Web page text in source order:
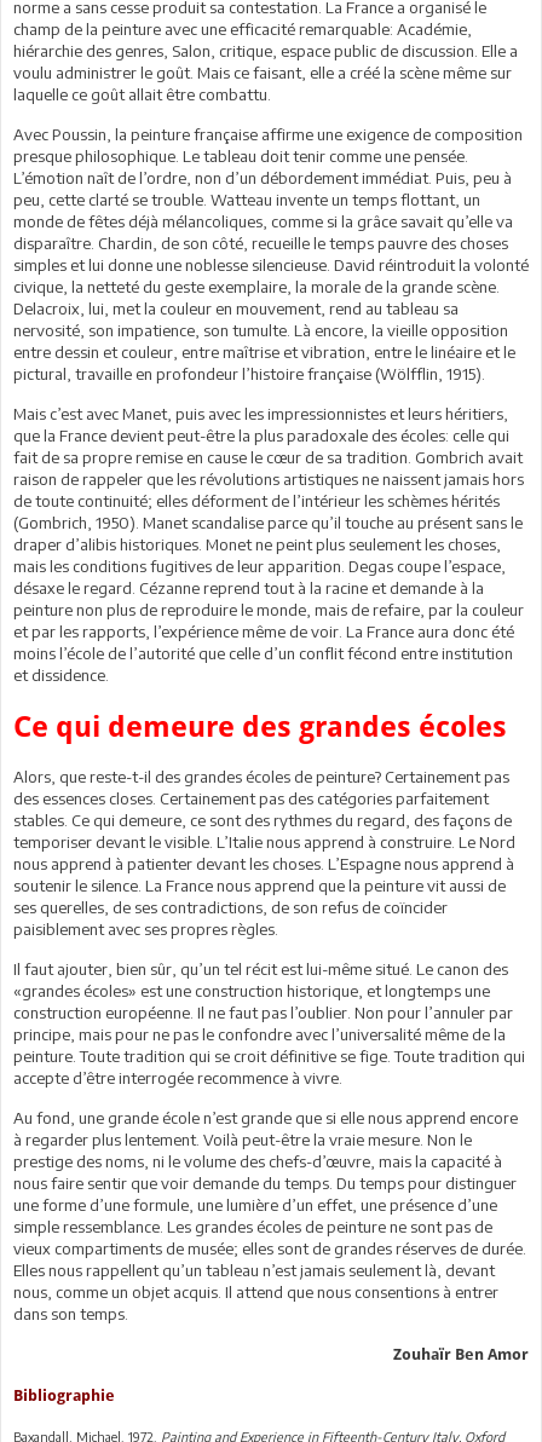
norme a sans cesse produit sa contestation. La France a organisé le
champ de la peinture avec une efficacité remarquable: Académie,
hiérarchie des genres, Salon, critique, espace public de discussion. Elle a
voulu administrer le goût. Mais ce faisant, elle a créé la scène même sur
laquelle ce goût allait être combattu.
Avec Poussin, la peinture française affirme une exigence de composition
presque philosophique. Le tableau doit tenir comme une pensée.
L’émotion naît de l’ordre, non d’un débordement immédiat. Puis, peu à
peu, cette clarté se trouble. Watteau invente un temps flottant, un
monde de fêtes déjà mélancoliques, comme si la grâce savait qu’elle va
disparaître. Chardin, de son côté, recueille le temps pauvre des choses
simples et lui donne une noblesse silencieuse. David réintroduit la volonté
civique, la netteté du geste exemplaire, la morale de la grande scène.
Delacroix, lui, met la couleur en mouvement, rend au tableau sa
nervosité, son impatience, son tumulte. Là encore, la vieille opposition
entre dessin et couleur, entre maîtrise et vibration, entre le linéaire et le
pictural, travaille en profondeur l’histoire française (Wölfflin, 1915).
Mais c’est avec Manet, puis avec les impressionnistes et leurs héritiers,
que la France devient peut-être la plus paradoxale des écoles: celle qui
fait de sa propre remise en cause le cœur de sa tradition. Gombrich avait
raison de rappeler que les révolutions artistiques ne naissent jamais hors
de toute continuité; elles déforment de l’intérieur les schèmes hérités
(Gombrich, 1950). Manet scandalise parce qu’il touche au présent sans le
draper d’alibis historiques. Monet ne peint plus seulement les choses,
mais les conditions fugitives de leur apparition. Degas coupe l’espace,
désaxe le regard. Cézanne reprend tout à la racine et demande à la
peinture non plus de reproduire le monde, mais de refaire, par la couleur
et par les rapports, l’expérience même de voir. La France aura donc été
moins l’école de l’autorité que celle d’un conflit fécond entre institution
et dissidence.
Ce qui demeure des grandes écoles
Alors, que reste-t-il des grandes écoles de peinture? Certainement pas
des essences closes. Certainement pas des catégories parfaitement
stables. Ce qui demeure, ce sont des rythmes du regard, des façons de
temporiser devant le visible. L’Italie nous apprend à construire. Le Nord
nous apprend à patienter devant les choses. L’Espagne nous apprend à
soutenir le silence. La France nous apprend que la peinture vit aussi de
ses querelles, de ses contradictions, de son refus de coïncider
paisiblement avec ses propres règles.
Il faut ajouter, bien sûr, qu’un tel récit est lui-même situé. Le canon des
«grandes écoles» est une construction historique, et longtemps une
construction européenne. Il ne faut pas l’oublier. Non pour l’annuler par
principe, mais pour ne pas le confondre avec l’universalité même de la
peinture. Toute tradition qui se croit définitive se fige. Toute tradition qui
accepte d’être interrogée recommence à vivre.
Au fond, une grande école n’est grande que si elle nous apprend encore
à regarder plus lentement. Voilà peut-être la vraie mesure. Non le
prestige des noms, ni le volume des chefs-d’œuvre, mais la capacité à
nous faire sentir que voir demande du temps. Du temps pour distinguer
une forme d’une formule, une lumière d’un effet, une présence d’une
simple ressemblance. Les grandes écoles de peinture ne sont pas de
vieux compartiments de musée; elles sont de grandes réserves de durée.
Elles nous rappellent qu’un tableau n’est jamais seulement là, devant
nous, comme un objet acquis. Il attend que nous consentions à entrer
dans son temps.
Zouhaïr Ben Amor
Bibliographie
Baxandall, Michael. 1972. Painting and Experience in Fifteenth-Century Italy. Oxford